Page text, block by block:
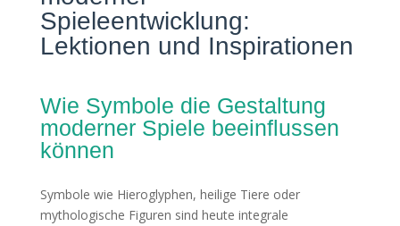
Spieleentwicklung:
Lektionen und Inspirationen
Wie Symbole die Gestaltung
moderner Spiele beeinflussen
können
Symbole wie Hieroglyphen, heilige Tiere oder
mythologische Figuren sind heute integrale